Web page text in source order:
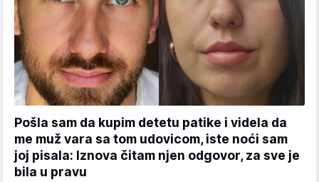
Pošla sam da kupim detetu patike i videla da
me muž vara sa tom udovicom, iste noći sam
joj pisala: Iznova čitam njen odgovor, za sve je
bila u pravu